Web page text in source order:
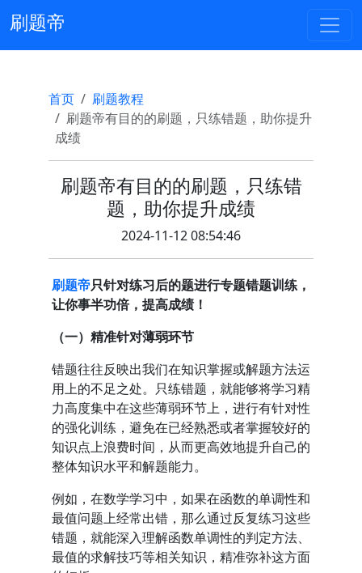
刷题帝
首页
刷题教程
刷题帝有目的的刷题，只练错题，助你提升
成绩
刷题帝有目的的刷题，只练错
题，助你提升成绩
2024-11-12 08:54:46
刷题帝只针对练习后的题进行专题错题训练，
让你事半功倍，提高成绩！
（一）精准针对薄弱环节
错题往往反映出我们在知识掌握或解题方法运
用上的不足之处。只练错题，就能够将学习精
力高度集中在这些薄弱环节上，进行有针对性
的强化训练，避免在已经熟悉或者掌握较好的
知识点上浪费时间，从而更高效地提升自己的
整体知识水平和解题能力。
例如，在数学学习中，如果在函数的单调性和
最值问题上经常出错，那么通过反复练习这些
错题，就能深入理解函数单调性的判定方法、
最值的求解技巧等相关知识，精准弥补这方面